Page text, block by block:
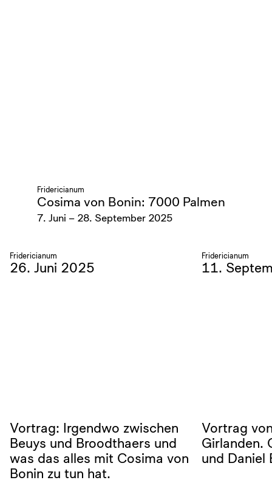
Fridericianum
Cosima von Bonin: 7000 Palmen
7. Juni – 28. September 2025
Fridericianum
26. Juni 2025
Vortrag: Irgendwo zwischen
Beuys und Broodthaers und
was das alles mit Cosima von
Bonin zu tun hat.
Fridericianum
11.
Vortrag
Girlanden.
und Daniel